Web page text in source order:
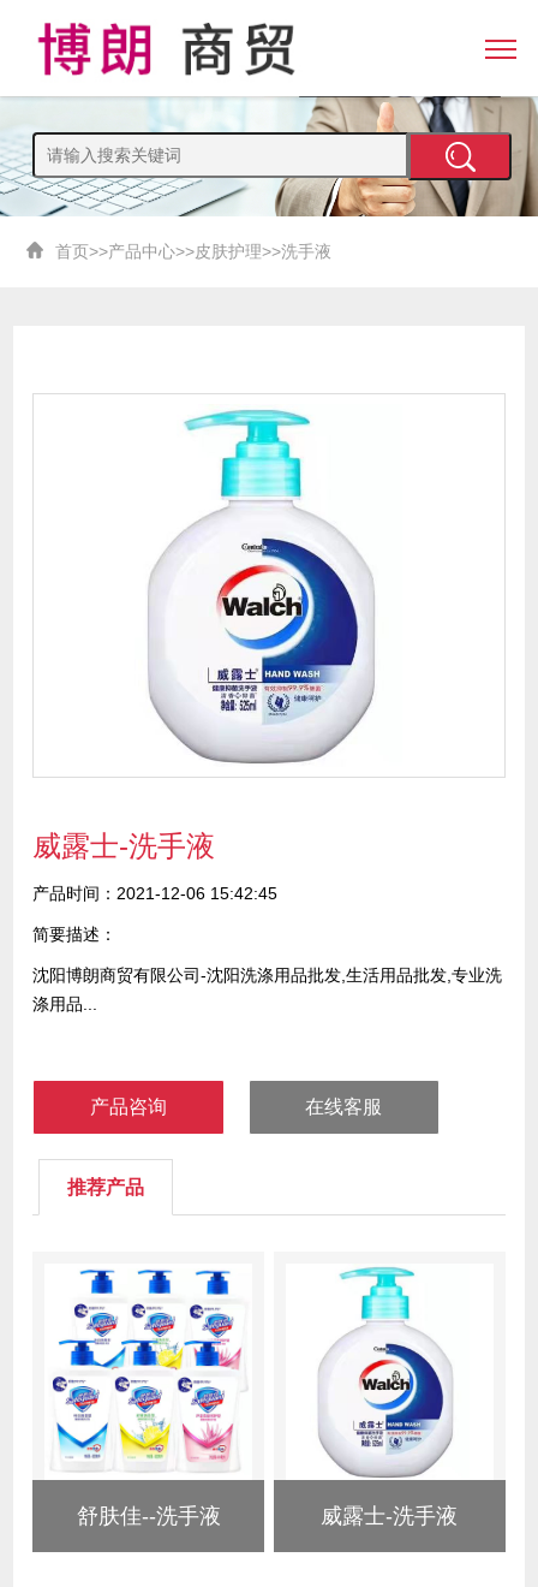
首页>>产品中心>>皮肤护理>>洗手液
威露士-洗手液
产品时间：2021-12-06 15:42:45
简要描述：
沈阳博朗商贸有限公司-沈阳洗涤用品批发,生活用品批发,专业洗
涤用品...
产品咨询 在线客服
推荐产品
舒肤佳--洗手液 威露士-洗手液